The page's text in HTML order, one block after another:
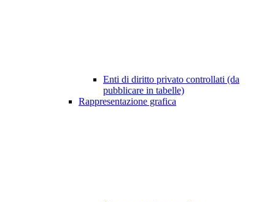
Enti di diritto privato controllati (da
pubblicare in tabelle)
Rappresentazione grafica